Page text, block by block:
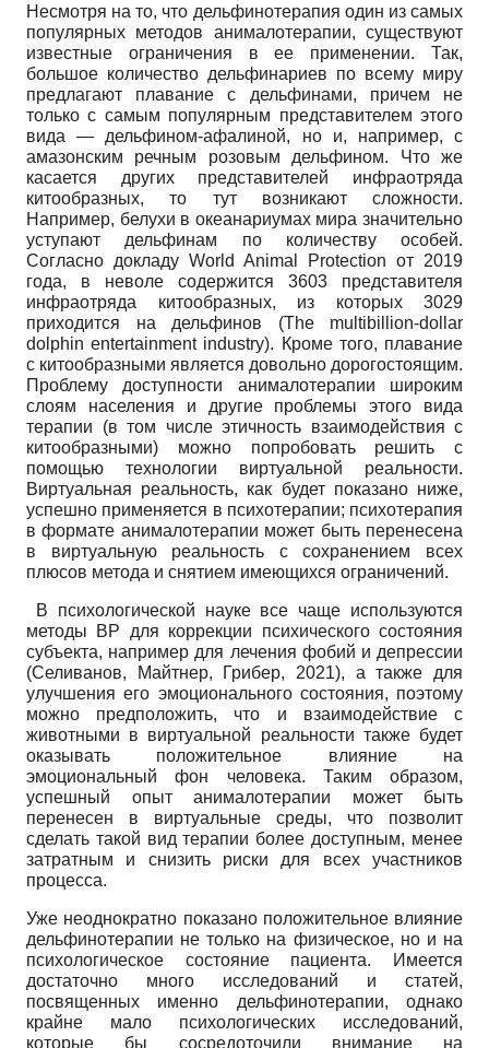
Несмотря на то, что дельфинотерапия один из самых
популярных методов анималотерапии, существуют
известные ограничения в ее применении. Так,
большое количество дельфинариев по всему миру
предлагают плавание с дельфинами, причем не
только с самым популярным представителем этого
вида — дельфином-афалиной, но и, например, с
амазонским речным розовым дельфином. Что же
касается других представителей инфраотряда
китообразных, то тут возникают сложности.
Например, белухи в океанариумах мира значительно
уступают дельфинам по количеству особей.
Согласно докладу World Animal Protection от 2019
года, в неволе содержится 3603 представителя
инфраотряда китообразных, из которых 3029
приходится на дельфинов (The multibillion-dollar
dolphin entertainment industry). Кроме того, плавание
с китообразными является довольно дорогостоящим.
Проблему доступности анималотерапии широким
слоям населения и другие проблемы этого вида
терапии (в том числе этичность взаимодействия с
китообразными) можно попробовать решить с
помощью технологии виртуальной реальности.
Виртуальная реальность, как будет показано ниже,
успешно применяется в психотерапии; психотерапия
в формате анималотерапии может быть перенесена
в виртуальную реальность с сохранением всех
плюсов метода и снятием имеющихся ограничений.
В психологической науке все чаще используются
методы ВР для коррекции психического состояния
субъекта, например для лечения фобий и депрессии
(Селиванов, Майтнер, Грибер, 2021), а также для
улучшения его эмоционального состояния, поэтому
можно предположить, что и взаимодействие с
животными в виртуальной реальности также будет
оказывать положительное влияние на
эмоциональный фон человека. Таким образом,
успешный опыт анималотерапии может быть
перенесен в виртуальные среды, что позволит
сделать такой вид терапии более доступным, менее
затратным и снизить риски для всех участников
процесса.
Уже неоднократно показано положительное влияние
дельфинотерапии не только на физическое, но и на
психологическое состояние пациента. Имеется
достаточно много исследований и статей,
посвященных именно дельфинотерапии, однако
крайне мало психологических исследований,
которые бы сосредоточили внимание на